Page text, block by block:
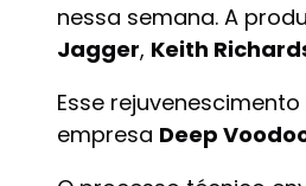
nessa semana. A
Jagger, Keith
Esse
empresa Deep